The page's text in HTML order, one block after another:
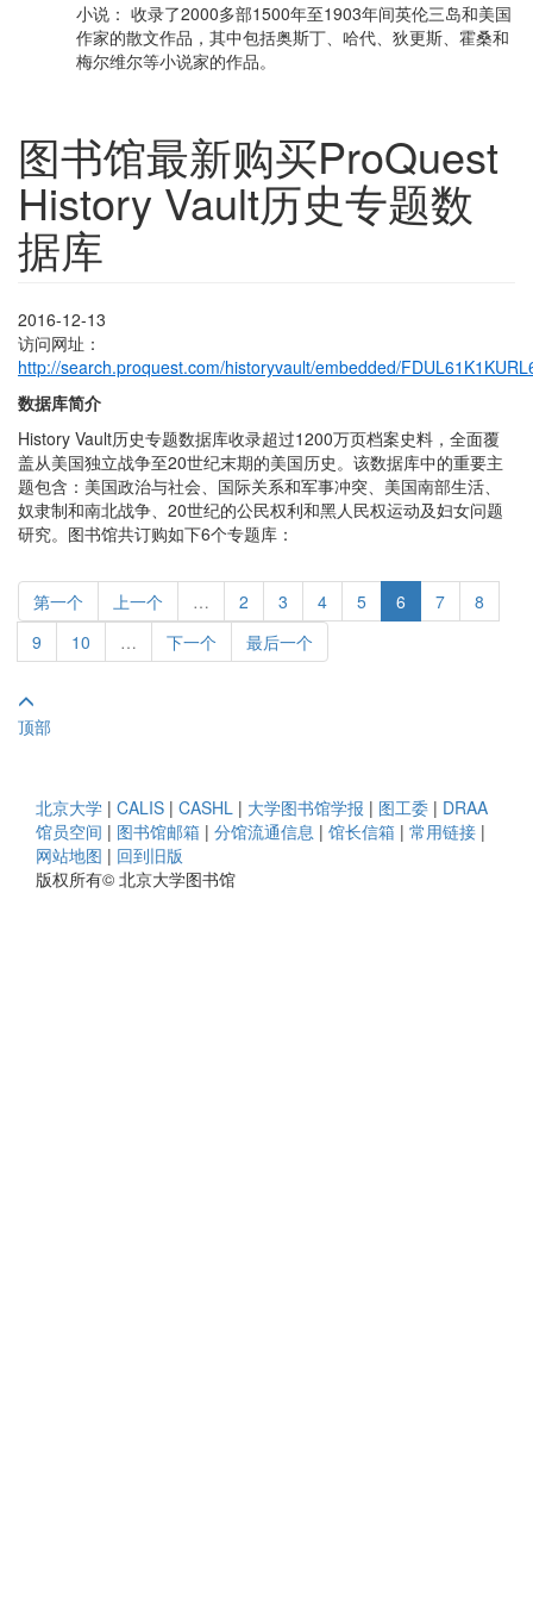
小说： 收录了2000多部1500年至1903年间英伦三岛和美国
作家的散文作品，其中包括奥斯丁、哈代、狄更斯、霍桑和
梅尔维尔等小说家的作品。
图书馆最新购买ProQuest
History Vault历史专题数
据库
2016-12-13
访问网址：
http://search.proquest.com/historyvault/embedded/
数据库简介
History Vault历史专题数据库收录超过1200万页档案史料，全面覆
盖从美国独立战争至20世纪末期的美国历史。该数据库中的重要主
题包含：美国政治与社会、国际关系和军事冲突、美国南部生活、
奴隶制和南北战争、20世纪的公民权利和黑人民权运动及妇女问题
研究。图书馆共订购如下6个专题库：
第一个 上一个 … 2 3 4 5 6 7
8
9
10 … 下一个 最后一个
顶部
北京大学 | CALIS | CASHL | 大学图书馆学报 | 图工委 | DRAA
馆员空间 | 图书馆邮箱 | 分馆流通信息 | 馆长信箱 | 常用链接 |
网站地图 | 回到旧版
版权所有© 北京大学图书馆